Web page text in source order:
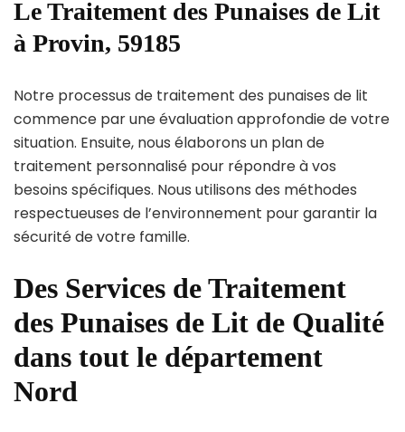
Le Traitement des Punaises de Lit
à Provin, 59185
Notre processus de traitement des punaises de lit
commence par une évaluation approfondie de votre
situation. Ensuite, nous élaborons un plan de
traitement personnalisé pour répondre à vos
besoins spécifiques. Nous utilisons des méthodes
respectueuses de l’environnement pour garantir la
sécurité de votre famille.
Des Services de Traitement
des Punaises de Lit de Qualité
dans tout le département
Nord